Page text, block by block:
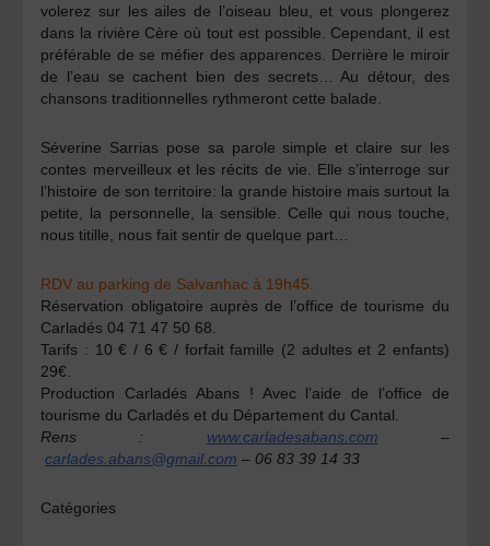
volerez sur les ailes de l’oiseau bleu, et vous plongerez
dans la rivière Cère où tout est possible. Cependant, il est
préférable de se méfier des apparences. Derrière le miroir
de l’eau se cachent bien des secrets… Au détour, des
chansons traditionnelles rythmeront cette balade.
Séverine Sarrias pose sa parole simple et claire sur les
contes merveilleux et les récits de vie. Elle s’interroge sur
l’histoire de son territoire: la grande histoire mais surtout la
petite, la personnelle, la sensible. Celle qui nous touche,
nous titille, nous fait sentir de quelque part…
RDV au parking de Salvanhac à 19h45.
Réservation obligatoire auprès de l’office de tourisme du
Carladés 04 71 47 50 68.
Tarifs : 10 € / 6 € / forfait famille (2 adultes et 2 enfants)
29€.
Production Carladés Abans ! Avec l’aide de l’office de
tourisme du Carladés et du Département du Cantal.
Rens : www.carladesabans.com –
carlades.abans@gmail.com – 06 83 39 14 33
Catégories